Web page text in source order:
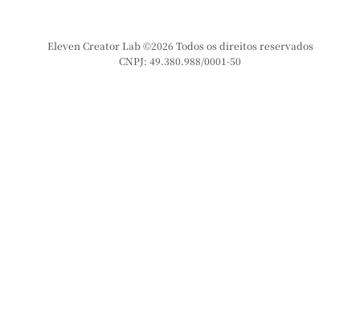
Eleven Creator Lab ©2026 Todos os direitos reservados
CNPJ: 49.380.988/0001-50